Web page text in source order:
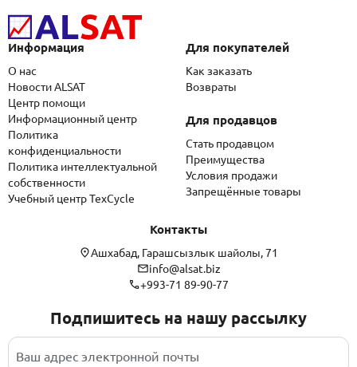
Информация
О нас
Новости ALSAT
Центр помощи
Информационный центр
Политика
конфиденциальности
Политика интеллектуальной
собственности
Учебный центр TexCycle
Для покупателей
Как заказать
Возвраты
Для продавцов
Стать продавцом
Преимущества
Условия продажи
Запрещённые товары
Контакты
Ашхабад, Гарашсызлык шайолы, 71
info@alsat.biz
+993-71 89-90-77
Подпишитесь на нашу рассылку